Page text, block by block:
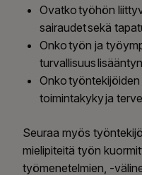
Ovatko työhön
sairaudet sekä
Onko työn ja
turvallisuus
Onko
toimintakyky ja
Seuraa myös
mielipiteitä työn
työmenetelmien, -